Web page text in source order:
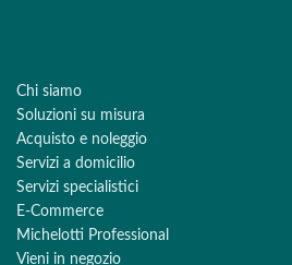
Chi siamo
Soluzioni su misura
Acquisto e noleggio
Servizi a domicilio
Servizi specialistici
E-Commerce
Michelotti Professional
Vieni in negozio